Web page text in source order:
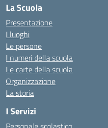
La Scuola
Presentazione
I luoghi
Le persone
I numeri della scuola
Le carte della scuola
Organizzazione
La storia
I Servizi